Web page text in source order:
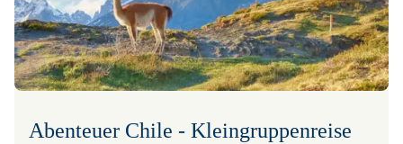
Abenteuer Chile - Kleingruppenreise